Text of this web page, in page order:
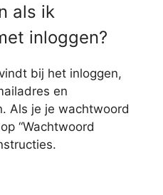
als ik
inloggen?
bij het inloggen,
en
Als je je wachtwoord
“Wachtwoord